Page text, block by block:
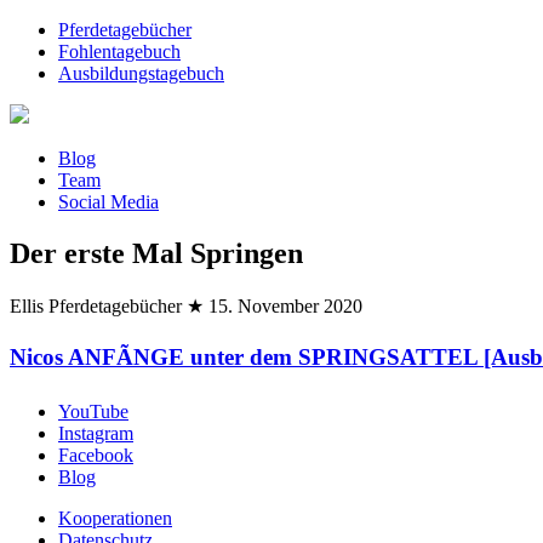
Pferdetagebücher
Fohlentagebuch
Ausbildungstagebuch
Blog
Team
Social Media
Der erste Mal Springen
Ellis Pferdetagebücher ★ 15. November 2020
Nicos ANFÃNGE unter dem SPRINGSATTEL
YouTube
Instagram
Facebook
Blog
Kooperationen